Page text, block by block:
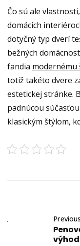
Čo sú ale
domácich
dotyčný typ dverí
bežných
fandia modernému
totiž takéto dvere
estetickej stránke.
padnúcou
klasickým štýlom,
Previous